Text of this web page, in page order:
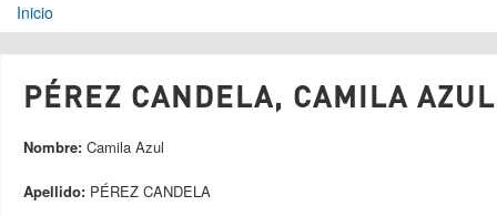
Se encuentra usted aquí
Inicio
PÉREZ CANDELA, CAMILA
Nombre: Camila Azul
Apellido: PÉREZ CANDELA